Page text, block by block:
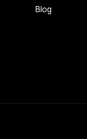
Blog